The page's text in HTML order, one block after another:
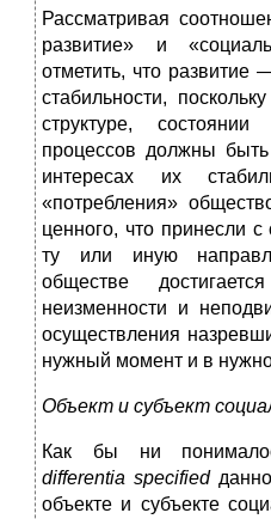
Рассматривая
развитие» и
отметить, что развитие
стабильности,
структуре,
процессов должны
интересах их
«потребления»
ценного, что принесли
ту или иную
обществе
неизменности и
осуществления
нужный момент и в
Объект и субъект
Как бы ни
differentia specified
объекте и субъекте